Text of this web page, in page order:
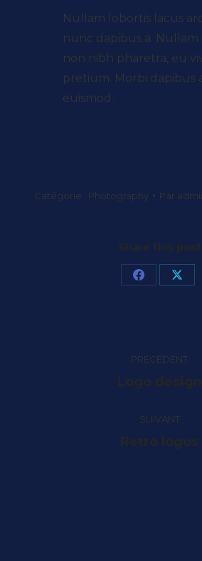
Nullam lobortis lacus
nunc dapibus a.
non nibh pharetra, eu
pretium. Morbi dapibus
euismod.
Catégorie : Photography Par
Share this post
Partager
commentaire
PRÉCÉDENT
Onglet
Logo design
SUIVANT
Projets
Retro logos